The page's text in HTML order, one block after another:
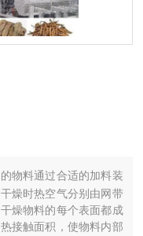
物料通过合适的加料装
燥时热空气分别由网带
燥物料的每个表面都成
接触面积，使物料内部